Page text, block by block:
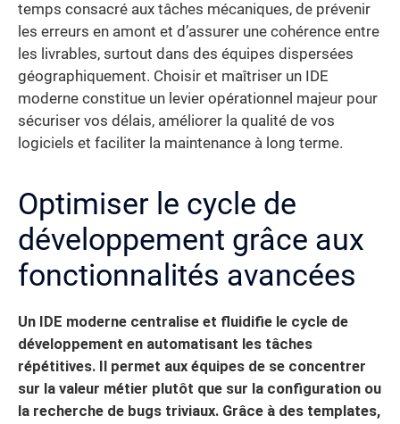
temps consacré aux tâches mécaniques, de prévenir
les erreurs en amont et d’assurer une cohérence entre
les livrables, surtout dans des équipes dispersées
géographiquement. Choisir et maîtriser un IDE
moderne constitue un levier opérationnel majeur pour
sécuriser vos délais, améliorer la qualité de vos
logiciels et faciliter la maintenance à long terme.
Optimiser le cycle de
développement grâce aux
fonctionnalités avancées
Un IDE moderne centralise et fluidifie le cycle de
développement en automatisant les tâches
répétitives. Il permet aux équipes de se concentrer
sur la valeur métier plutôt que sur la configuration ou
la recherche de bugs triviaux. Grâce à des templates,